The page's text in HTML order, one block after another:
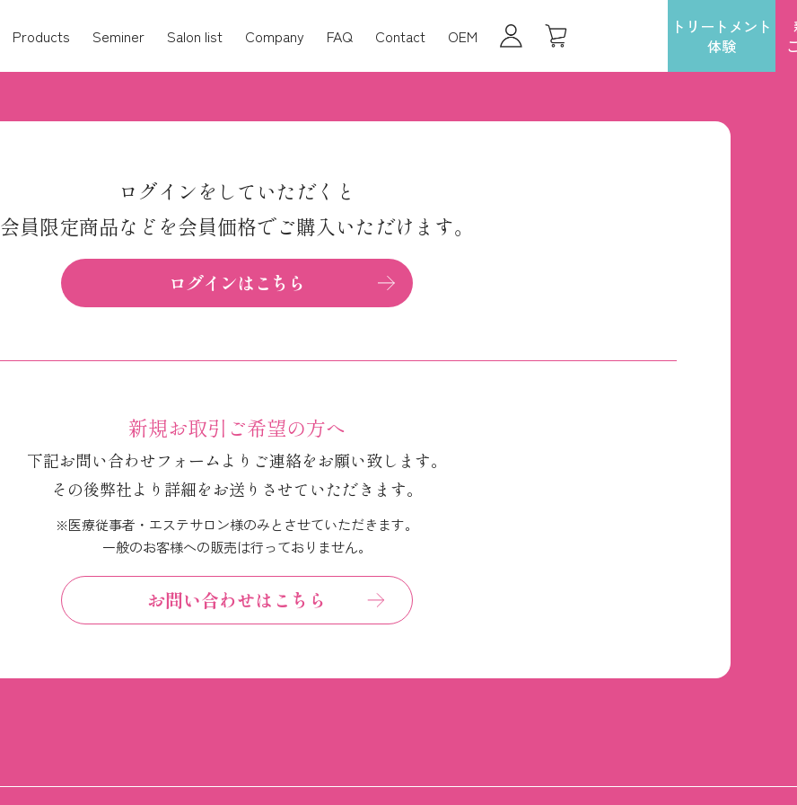
Products Seminer Salon list Company FAQ Contact OEM
トリートメント
体験
ログインをしていただくと
会員限定商品などを会員価格で ご購入いただけます。
ログインはこちら
新規お取引ご希望の方へ
下記お問い合わせフォームより ご連絡をお願い致します。
その後弊社より詳細を お送りさせていただきます。
※医療従事者・エステサロン様のみと させていただきます。
一般のお客様への販売は行っておりません。
お問い合わせはこちら